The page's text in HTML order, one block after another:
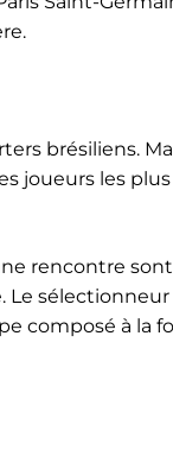
brésiliens.
joueurs les
rencontre
Le
composé à la